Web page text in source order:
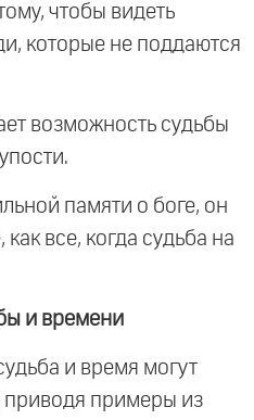
чтобы видеть
которые не поддаются
возможность судьбы
памяти о боге, он
как все, когда судьба на
и времени
и время могут
приводя примеры из